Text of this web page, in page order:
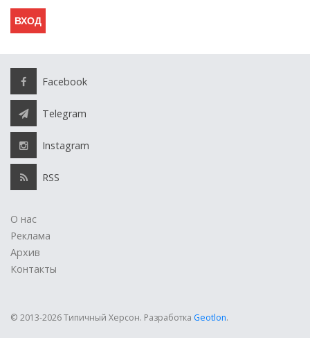
Facebook
Telegram
Instagram
RSS
О нас
Реклама
Архив
Контакты
© 2013-2026 Типичный Херсон. Разработка Geotlon.